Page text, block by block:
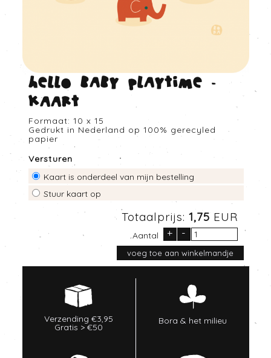
Hello baby playtime -
Kaart
Formaat: 10 x 15
Gedrukt in Nederland op 100% gerecyled
papier
Versturen
Kaart is onderdeel van mijn bestelling
Stuur kaart op
Totaalprijs: 1,75 EUR
Aantal + -
Verzending €3,95
Gratis > €50
Bora & het milieu